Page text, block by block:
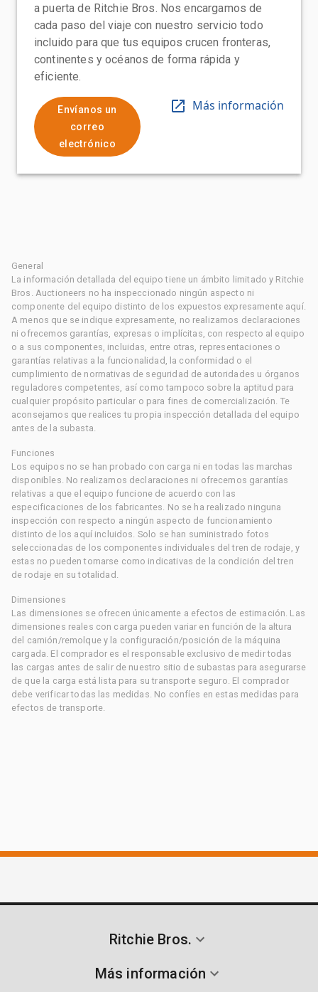
a puerta de Ritchie Bros. Nos encargamos de
cada paso del viaje con nuestro servicio todo
incluido para que tus equipos crucen fronteras,
continentes y océanos de forma rápida y
eficiente.
Envíanos un
correo
electrónico
Más información
General
La información detallada del equipo tiene un ámbito limitado y Ritchie
Bros. Auctioneers no ha inspeccionado ningún aspecto ni
componente del equipo distinto de los expuestos expresamente aquí.
A menos que se indique expresamente, no realizamos declaraciones
ni ofrecemos garantías, expresas o implícitas, con respecto al equipo
o a sus componentes, incluidas, entre otras, representaciones o
garantías relativas a la funcionalidad, la conformidad o el
cumplimiento de normativas de seguridad de autoridades u órganos
reguladores competentes, así como tampoco sobre la aptitud para
cualquier propósito particular o para fines de comercialización. Te
aconsejamos que realices tu propia inspección detallada del equipo
antes de la subasta.
Funciones
Los equipos no se han probado con carga ni en todas las marchas
disponibles. No realizamos declaraciones ni ofrecemos garantías
relativas a que el equipo funcione de acuerdo con las
especificaciones de los fabricantes. No se ha realizado ninguna
inspección con respecto a ningún aspecto de funcionamiento
distinto de los aquí incluidos. Solo se han suministrado fotos
seleccionadas de los componentes individuales del tren de rodaje, y
estas no pueden tomarse como indicativas de la condición del tren
de rodaje en su totalidad.
Dimensiones
Las dimensiones se ofrecen únicamente a efectos de estimación. Las
dimensiones reales con carga pueden variar en función de la altura
del camión/remolque y la configuración/posición de la máquina
cargada. El comprador es el responsable exclusivo de medir todas
las cargas antes de salir de nuestro sitio de subastas para asegurarse
de que la carga está lista para su transporte seguro. El comprador
debe verificar todas las medidas. No confíes en estas medidas para
efectos de transporte.
Ritchie Bros.
Más información